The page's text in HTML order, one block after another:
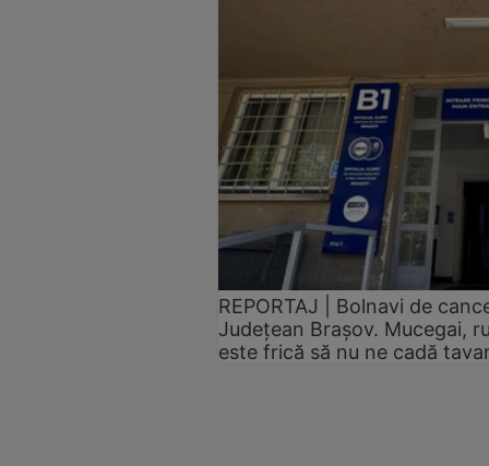
REPORTAJ | Bolnavi de
Județean Brașov. Mucegai,
este frică să nu ne cadă